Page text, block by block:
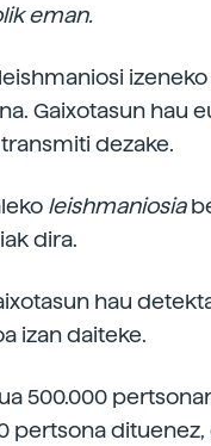
eman.
Gaixotasun hau
dezake.
leishmaniosia
dira.
hau
izan daiteke.
500.000
pertsona